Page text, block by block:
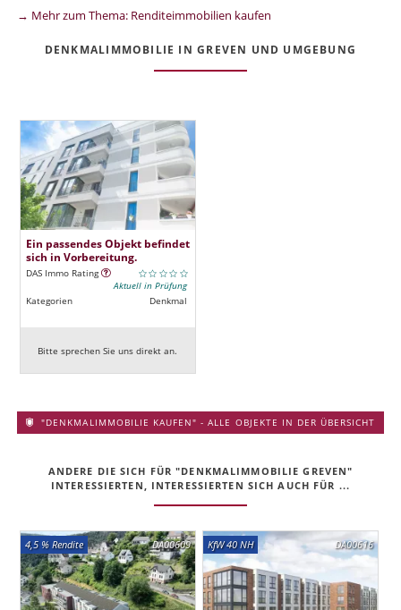
→ Mehr zum Thema: Renditeimmobilien kaufen
DENKMALIMMOBILIE IN GREVEN UND UMGEBUNG
Ein passendes Objekt befindet
sich in Vorbereitung.
DAS Immo Rating
Aktuell in Prüfung
Kategorien
Denkmal
Bitte sprechen Sie uns direkt an.
"DENKMALIMMOBILIE KAUFEN" - ALLE OBJEKTE IN DER ÜBERSICHT
ANDERE DIE SICH FÜR "DENKMALIMMOBILIE GREVEN"
INTERESSIERTEN, INTERESSIERTEN SICH AUCH FÜR ...
DA00609
4,5 % Rendite DA00616
KfW 40 NH